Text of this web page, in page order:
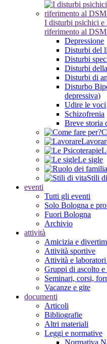
I disturbi psichici e
riferimento al
Depressione
Disturbi del
Disturbi
Disturbi
Disturbi di
Disturbo
depressiva)
Udire le voci
Schizofrenia
Breve storia
Le sigle
Stili
eventi
Tutti gli eventi
Solo Bologna e
Fuori Bologna
Archivio
attività
Amicizia e
Attività sportive
Attività e laboratori
Gruppi di ascolto e
Seminari, corsi,
Vacanze e gite
documenti
Articoli
Bibliografie
Altri materiali
Leggi e normative
Normativa